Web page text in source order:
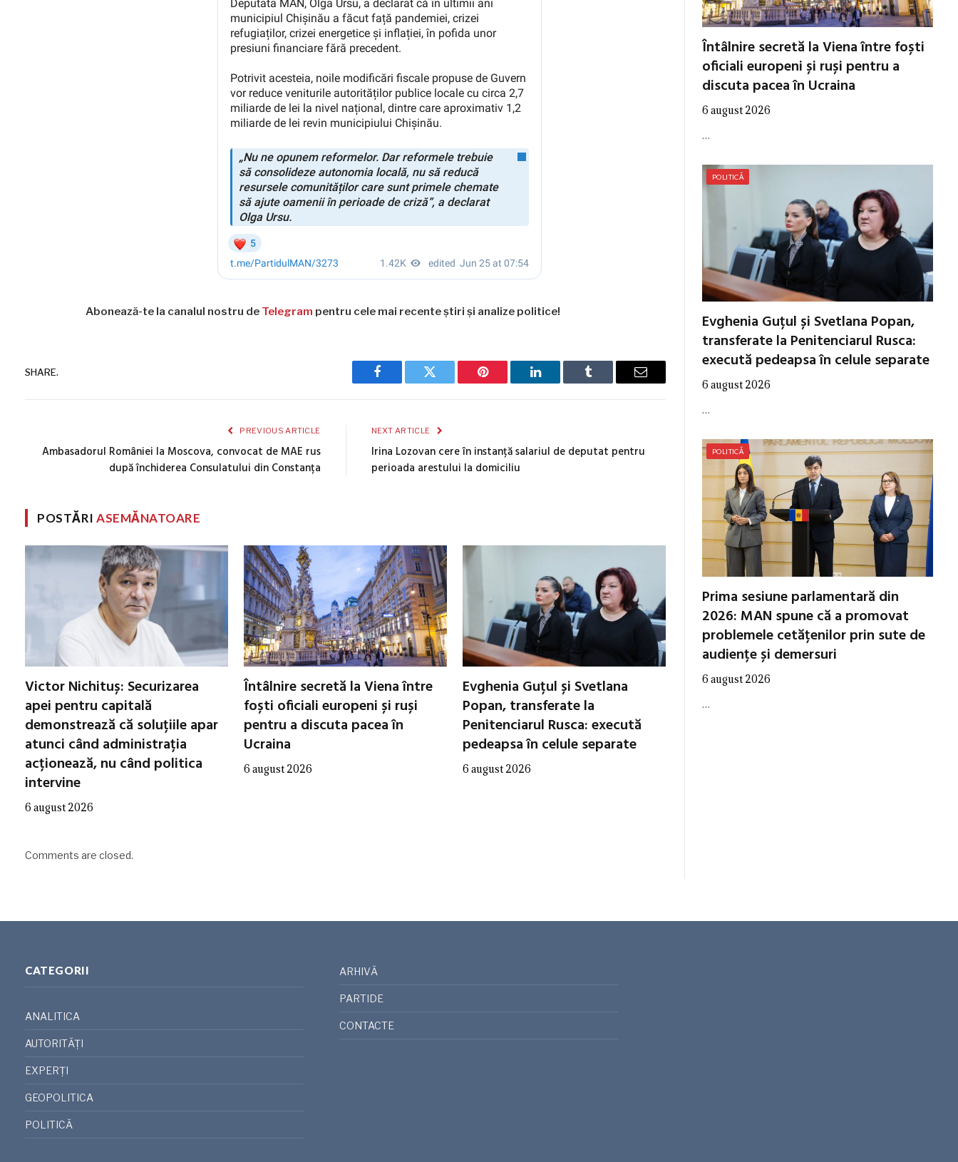
Abonează-te la canalul nostru de Telegram pentru cele mai recente știri și analize politice!
SHARE.
Facebook Twitter Pinterest LinkedIn Tumblr Email
PREVIOUS ARTICLE
Ambasadorul României la Moscova, convocat de MAE rus
după închiderea Consulatului din Constanța
NEXT ARTICLE
Irina Lozovan cere în instanță salariul de deputat pentru
perioada arestului la domiciliu
POSTĂRIASEMĂNATOARE
Victor Nichituș: Securizarea
apei pentru capitală
demonstrează că soluțiile apar
atunci când administrația
acționează, nu când politica
intervine
6 august 2026
Întâlnire secretă la Viena între
foști oficiali europeni și ruși
pentru a discuta pacea în
Ucraina
6 august 2026
Evghenia Guțul și Svetlana
Popan, transferate la
Penitenciarul Rusca: execută
pedeapsa în celule separate
6 august 2026
Comments are closed.
Întâlnire secretă la Viena între foști
oficiali europeni și ruși pentru a
discuta pacea în Ucraina
6 august 2026
…
POLITICĂ
Evghenia Guțul și Svetlana Popan,
transferate la Penitenciarul Rusca:
execută pedeapsa în celule separate
6 august 2026
…
POLITICĂ
Prima sesiune parlamentară din
2026: MAN spune că a promovat
problemele cetățenilor prin sute de
audiențe și demersuri
6 august 2026
…
CATEGORII
ANALITICA
AUTORITĂȚI
EXPERȚI
GEOPOLITICA
POLITICĂ
ARHIVĂ
PARTIDE
CONTACTE